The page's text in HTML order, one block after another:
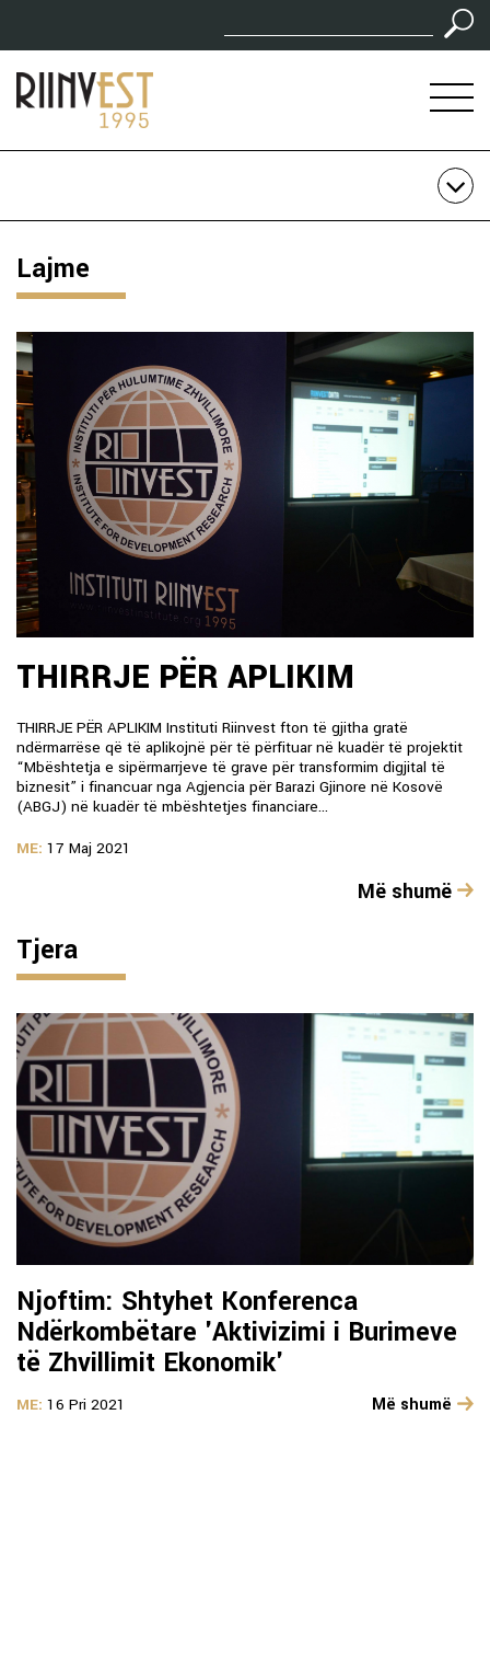
Lajme
THIRRJE PËR APLIKIM
THIRRJE PËR APLIKIM Instituti Riinvest fton të gjitha gratë
ndërmarrëse që të aplikojnë për të përfituar në kuadër të projektit
“Mbështetja e sipërmarrjeve të grave për transformim digjital të
biznesit” i financuar nga Agjencia për Barazi Gjinore në Kosovë
(ABGJ) në kuadër të mbështetjes financiare...
ME: 17 Maj 2021
Më shumë
Tjera
Njoftim: Shtyhet Konferenca
Ndërkombëtare 'Aktivizimi i Burimeve
të Zhvillimit Ekonomik'
ME: 16 Pri 2021 Më shumë